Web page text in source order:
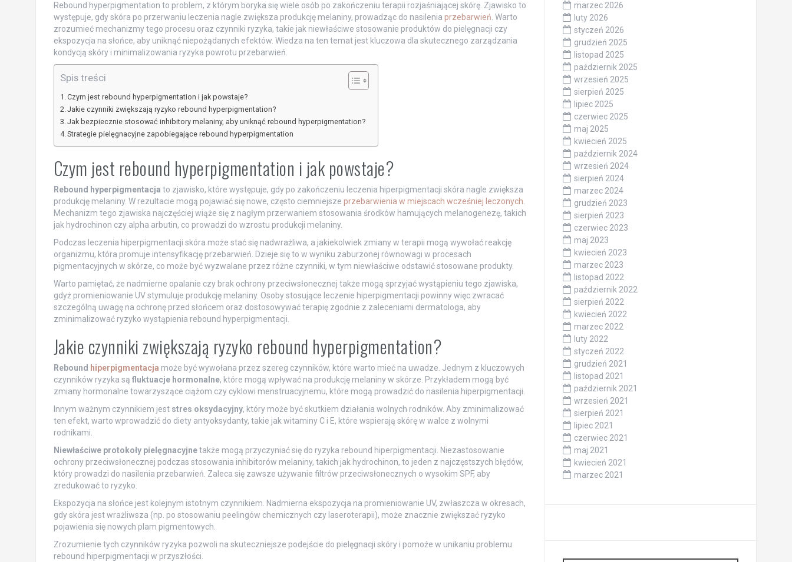
Rebound hyperpigmentation to problem, z którym boryka się wiele osób po zakończeniu terapii rozjaśniającej skórę. Zjawisko to
występuje, gdy skóra po przerwaniu leczenia nagle zwiększa produkcję melaniny, prowadząc do nasilenia przebarwień. Warto
zrozumieć mechanizmy tego procesu oraz czynniki ryzyka, takie jak niewłaściwe stosowanie produktów do pielęgnacji czy
ekspozycja na słońce, aby uniknąć niepożądanych efektów. Wiedza na ten temat jest kluczowa dla skutecznego zarządzania
kondycją skóry i minimalizowania ryzyka powrotu przebarwień.
Spis treści
Czym jest rebound hyperpigmentation i jak powstaje?
Jakie czynniki zwiększają ryzyko rebound hyperpigmentation?
Jak bezpiecznie stosować inhibitory melaniny, aby uniknąć rebound hyperpigmentation?
Strategie pielęgnacyjne zapobiegające rebound hyperpigmentation
Czym jest rebound hyperpigmentation i jak powstaje?
Rebound hyperpigmentacja to zjawisko, które występuje, gdy po zakończeniu leczenia hiperpigmentacji skóra nagle zwiększa
produkcję melaniny. W rezultacie mogą pojawiać się nowe, często ciemniejsze przebarwienia w miejscach wcześniej leczonych.
Mechanizm tego zjawiska najczęściej wiąże się z nagłym przerwaniem stosowania środków hamujących melanogenezę, takich
jak hydrochinon czy alpha arbutin, co prowadzi do wzrostu produkcji melaniny.
Podczas leczenia hiperpigmentacji skóra może stać się nadwrażliwa, a jakiekolwiek zmiany w terapii mogą wywołać reakcję
organizmu, która promuje intensyfikację przebarwień. Dzieje się to w wyniku zaburzonej równowagi w procesach
pigmentacyjnych w skórze, co może być wyzwalane przez różne czynniki, w tym niewłaściwe odstawić stosowane produkty.
Warto pamiętać, że nadmierne opalanie czy brak ochrony przeciwsłonecznej także mogą sprzyjać wystąpieniu tego zjawiska,
gdyż promieniowanie UV stymuluje produkcję melaniny. Osoby stosujące leczenie hiperpigmentacji powinny więc zwracać
szczególną uwagę na ochronę przed słońcem oraz dostosowywać terapię zgodnie z zaleceniami dermatologa, aby
zminimalizować ryzyko wystąpienia rebound hyperpigmentacji.
Jakie czynniki zwiększają ryzyko rebound hyperpigmentation?
Rebound hiperpigmentacja może być wywołana przez szereg czynników, które warto mieć na uwadze. Jednym z kluczowych
czynników ryzyka są fluktuacje hormonalne, które mogą wpływać na produkcję melaniny w skórze. Przykładem mogą być
zmiany hormonalne towarzyszące ciążom czy cyklowi menstruacyjnemu, które mogą prowadzić do nasilenia hiperpigmentacji.
Innym ważnym czynnikiem jest stres oksydacyjny, który może być skutkiem działania wolnych rodników. Aby zminimalizować
ten efekt, warto wprowadzić do diety antyoksydanty, takie jak witaminy C i E, które wspierają skórę w walce z wolnymi
rodnikami.
Niewłaściwe protokoły pielęgnacyjnetakże mogą przyczyniać się do ryzyka rebound hiperpigmentacji. Niezastosowanie
ochrony przeciwsłonecznej podczas stosowania inhibitorów melaniny, takich jak hydrochinon, to jeden z najczęstszych błędów,
który prowadzi do nasilenia przebarwień. Zaleca się zawsze używanie filtrów przeciwsłonecznych o wysokim SPF, aby
zredukować to ryzyko.
Ekspozycja na słońce jest kolejnym istotnym czynnikiem. Nadmierna ekspozycja na promieniowanie UV, zwłaszcza w okresach,
gdy skóra jest wrażliwsza (np. po stosowaniu peelingów chemicznych czy laseroterapii), może znacznie zwiększać ryzyko
pojawienia się nowych plam pigmentowych.
Zrozumienie tych czynników ryzyka pozwoli na skuteczniejsze podejście do pielęgnacji skóry i pomoże w unikaniu problemu
rebound hiperpigmentacji w przyszłości.
marzec 2026
luty 2026
styczeń 2026
grudzień 2025
listopad 2025
październik 2025
wrzesień 2025
sierpień 2025
lipiec 2025
czerwiec 2025
maj 2025
kwiecień 2025
październik 2024
wrzesień 2024
sierpień 2024
marzec 2024
grudzień 2023
sierpień 2023
czerwiec 2023
maj 2023
kwiecień 2023
marzec 2023
listopad 2022
październik 2022
sierpień 2022
kwiecień 2022
marzec 2022
luty 2022
styczeń 2022
grudzień 2021
listopad 2021
październik 2021
wrzesień 2021
sierpień 2021
lipiec 2021
czerwiec 2021
maj 2021
kwiecień 2021
marzec 2021